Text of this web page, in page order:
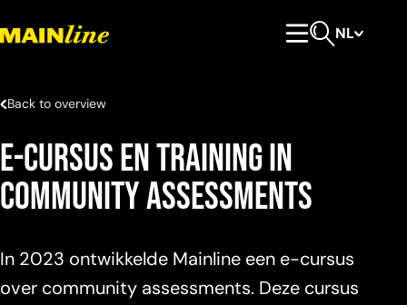
NL
Back to overview
E-cursus en training in
Community Assessments
In 2023 ontwikkelde Mainline een e-cursus
over community assessments. Deze cursus